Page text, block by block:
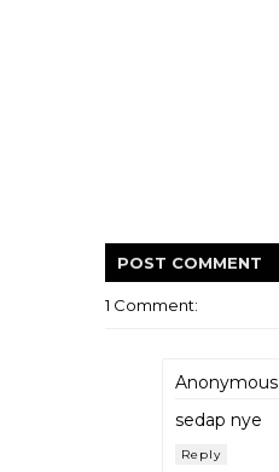
POST COMMENT
1 Comment:
Anonymous
sedap nye
Reply